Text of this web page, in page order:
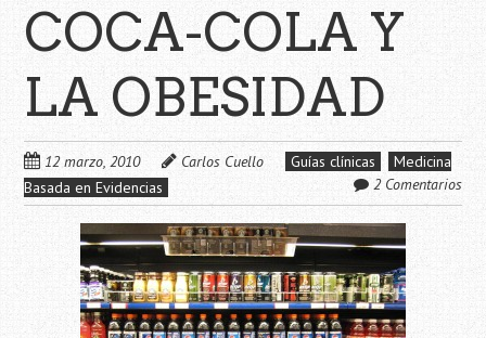
COCA-COLA Y
LA OBESIDAD
12 marzo, 2010 Carlos Cuello Guías clínicas
Medicina
Basada en Evidencias
2 Comentarios